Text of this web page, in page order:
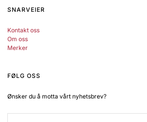
SNARVEIER
Kontakt oss
Om oss
Merker
FØLG OSS
Ønsker du å motta vårt nyhetsbrev?